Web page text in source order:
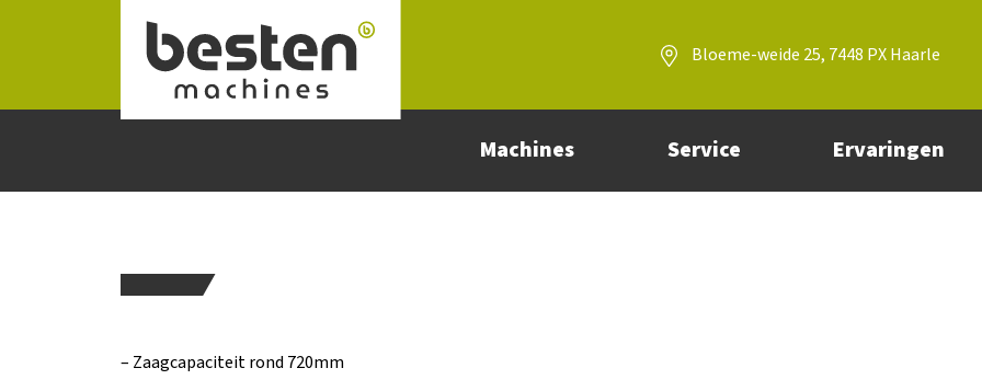
Naar hoofdinhoud
Bloeme-weide 25, 7448 PX Haarle
Machines Service Ervaringen
– Zaagcapaciteit rond 720mm